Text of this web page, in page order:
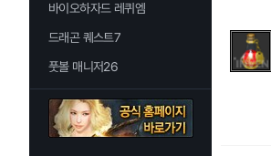
바이오하자드 레퀴엠
드래곤 퀘스트7
풋볼 매니저26